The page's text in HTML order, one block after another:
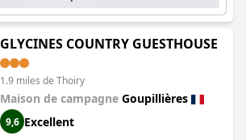
GLYCINES COUNTRY GUESTHOUSE
1.9 miles de Thoiry
Maison de campagne Goupillières
9,6 Excellent